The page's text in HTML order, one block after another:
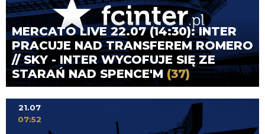
MERCATO LIVE 22.07 (14:30): INTER
PRACUJE NAD TRANSFEREM ROMERO
// SKY - INTER WYCOFUJE SIĘ ZE
STARAŃ NAD SPENCE'M (37)
21.07
07:52